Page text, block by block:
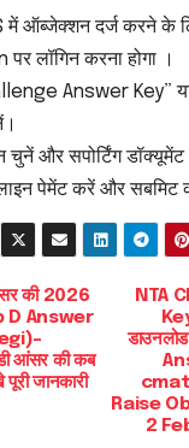
में ऑब्जेक्शन दर्ज करने के
लॉगिन करना होगा ।
Answer Key”
चुनें और सपोर्टिंग
पेमेंट करें और सबमिट
NTA
Raise
2
की 2026
D Answer
आंसर की कब
जानकारी